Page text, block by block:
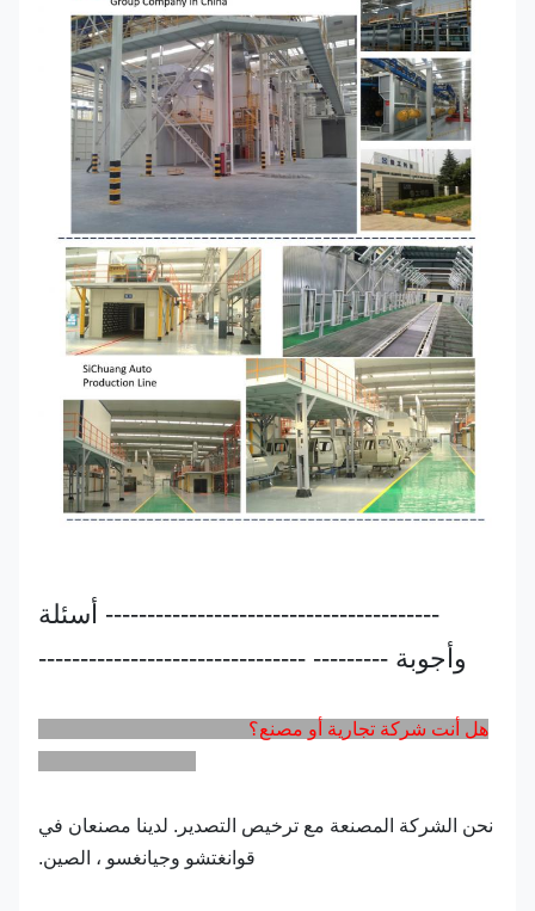
---------------------------------------- أسئلة
وأجوبة --------- --------------------------------
هل أنت شركة تجارية أو مصنع؟
نحن الشركة المصنعة مع ترخيص التصدير. لدينا مصنعان في
قوانغتشو وجيانغسو ، الصين.